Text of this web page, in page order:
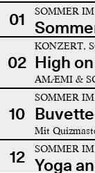
01 SOMMER
02
KONZERT,
High
AMÆMI &
10
SOMMER
Mit
12 SOMMER
Yoga